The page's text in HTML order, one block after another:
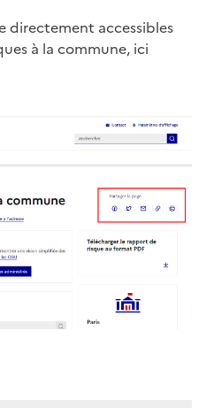
directement accessibles
à la commune, ici